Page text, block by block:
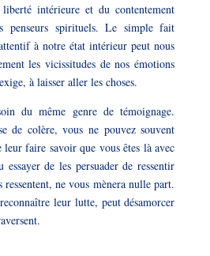
intérieure et du contentement
penseurs spirituels. Le simple fait
à notre état intérieur peut nous
les vicissitudes de nos émotions
à laisser aller les choses.
du même genre de témoignage.
de colère, vous ne pouvez souvent
faire savoir que vous êtes là avec
de les persuader de ressentir
ressentent, ne vous mènera nulle part.
leur lutte, peut désamorcer